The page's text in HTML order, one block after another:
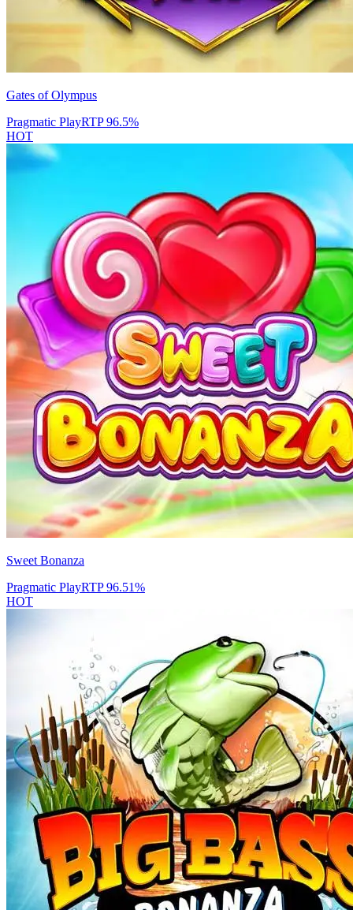
Gates of Olympus
Pragmatic PlayRTP96.5%
HOT
Sweet Bonanza
Pragmatic PlayRTP96.51%
HOT